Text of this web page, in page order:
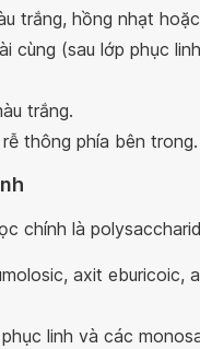
trắng, hồng nhạt
cùng (sau lớp phục
trắng.
thông phía bên trong.
chính là
axit eburicoic,
linh và các